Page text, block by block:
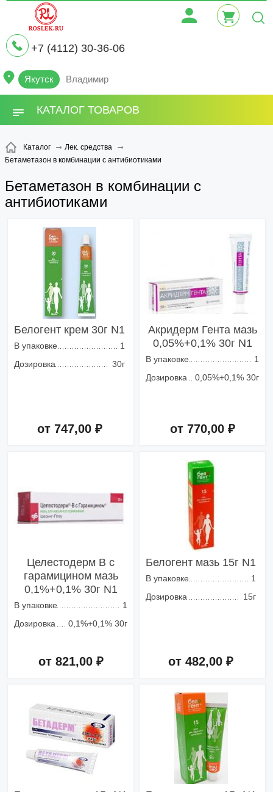
+7 (4112) 30-36-06
Якутск Владимир
КАТАЛОГ ТОВАРОВ
Каталог
Лек. средства
Бетаметазон в комбинации с антибиотиками
Бетаметазон в комбинации с
антибиотиками
Белогент крем 30г N1
В упаковке
1
Дозировка
30г
от 747,00 ₽
Акридерм Гента мазь
0,05%+0,1% 30г N1
В упаковке
1
Дозировка
0,05%+0,1% 30г
от 770,00 ₽
Целестодерм В с
гарамицином мазь
0,1%+0,1% 30г N1
В упаковке
1
Дозировка
0,1%+0,1% 30г
от 821,00 ₽
Белогент мазь 15г N1
В упаковке
1
Дозировка
15г
от 482,00 ₽